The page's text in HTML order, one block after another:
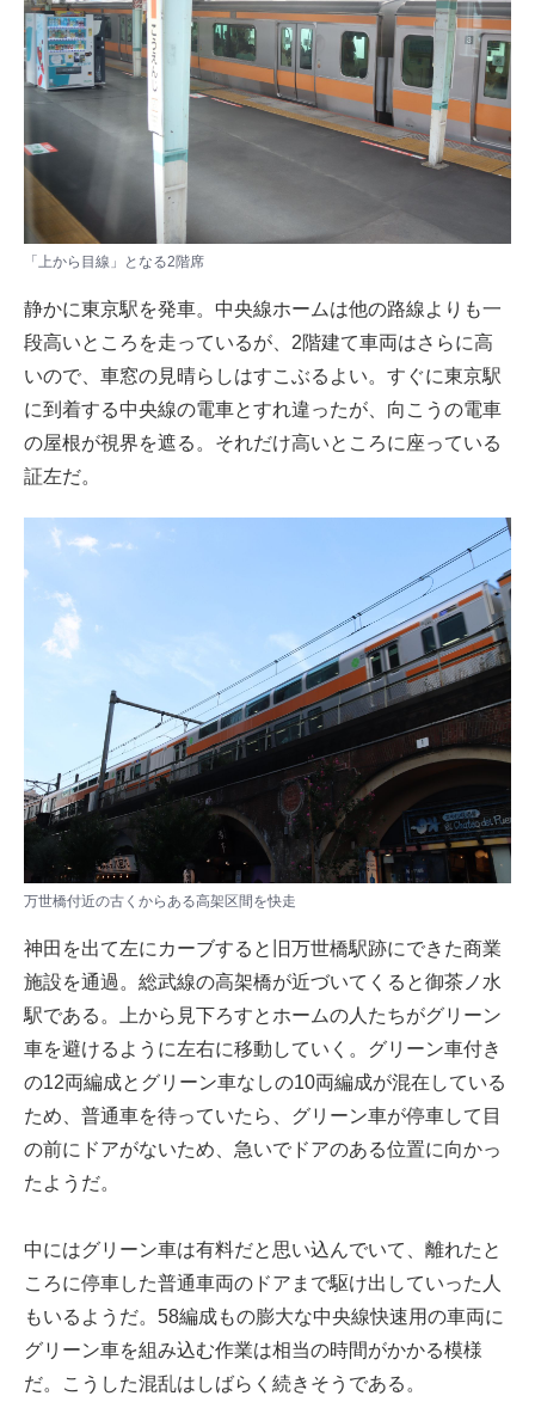
「上から目線」となる2階席
静かに東京駅を発車。中央線ホームは他の路線よりも一
段高いところを走っているが、2階建て車両はさらに高
いので、車窓の見晴らしはすこぶるよい。すぐに東京駅
に到着する中央線の電車とすれ違ったが、向こうの電車
の屋根が視界を遮る。それだけ高いところに座っている
証左だ。
万世橋付近の古くからある高架区間を快走
神田を出て左にカーブすると旧万世橋駅跡にできた商業
施設を通過。総武線の高架橋が近づいてくると御茶ノ水
駅である。上から見下ろすとホームの人たちがグリーン
車を避けるように左右に移動していく。グリーン車付き
の12両編成とグリーン車なしの10両編成が混在している
ため、普通車を待っていたら、グリーン車が停車して目
の前にドアがないため、急いでドアのある位置に向かっ
たようだ。
中にはグリーン車は有料だと思い込んでいて、離れたと
ころに停車した普通車両のドアまで駆け出していった人
もいるようだ。58編成もの膨大な中央線快速用の車両に
グリーン車を組み込む作業は相当の時間がかかる模様
だ。こうした混乱はしばらく続きそうである。